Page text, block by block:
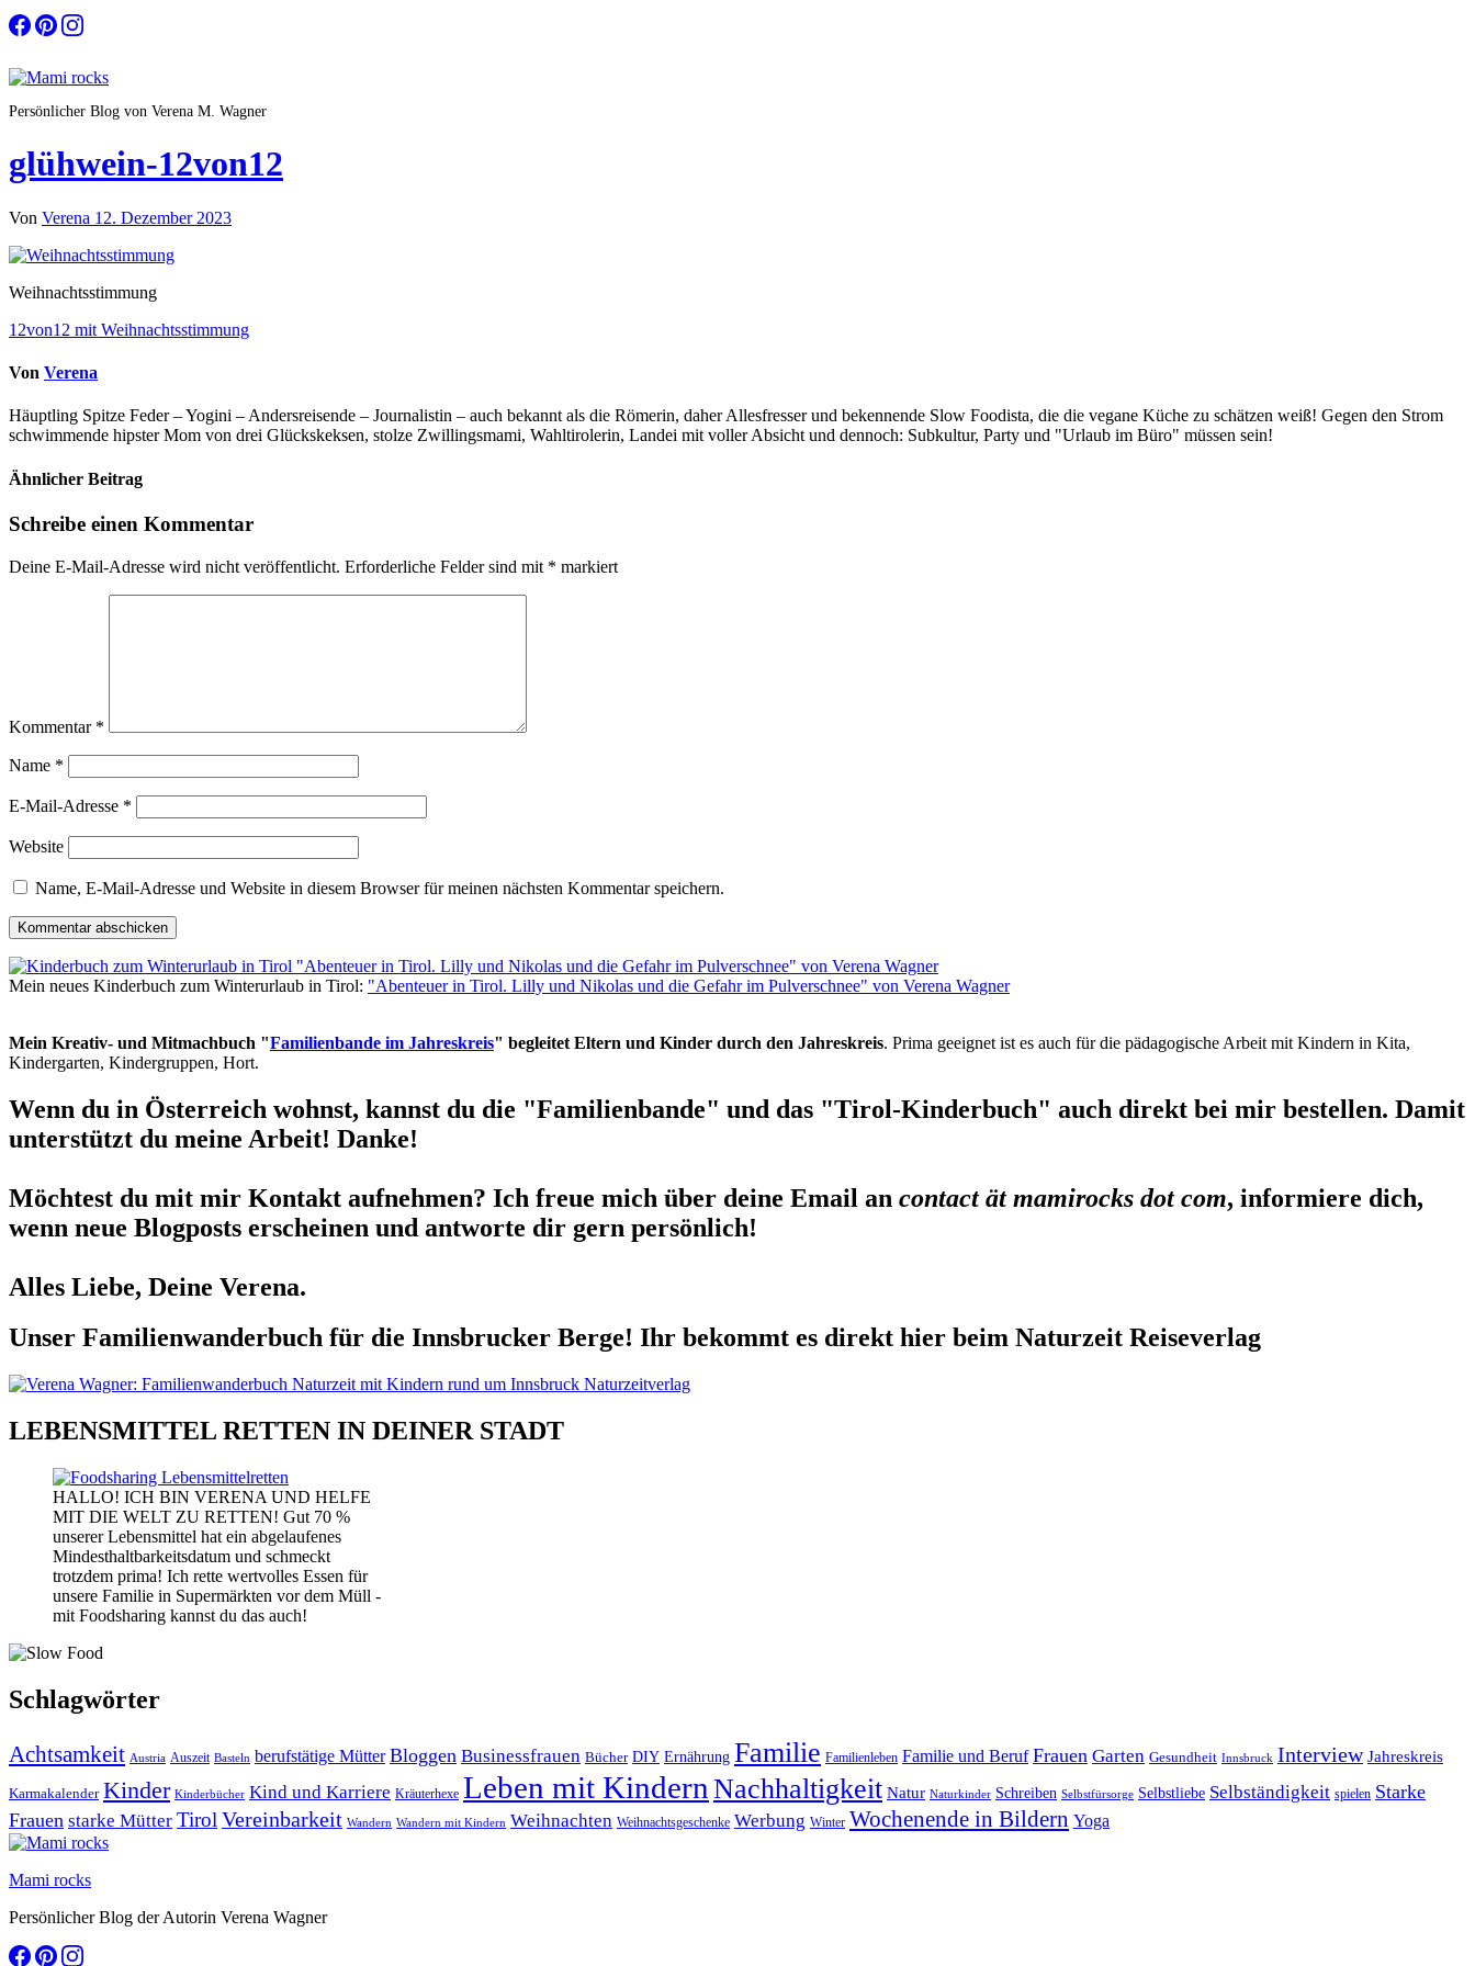
Zum
Inhalt
Persönlicher Blog von Verena M. Wagner
glühwein-12von12
Von Verena 12. Dezember 2023
Weihnachtsstimmung
Beitragsnavigation
12von12 mit Weihnachtsstimmung
Von Verena
Häuptling Spitze Feder – Yogini – Andersreisende – Journalistin – auch bekannt als die Römerin, daher Allesfresser und bekennende Slow Foodista, die die vegane Küche zu schätzen weiß! Gegen den Strom
schwimmende hipster Mom von drei Glückskeksen, stolze Zwillingsmami, Wahltirolerin, Landei mit voller Absicht und dennoch: Subkultur, Party und "Urlaub im Büro" müssen sein!
Ähnlicher Beitrag
Schreibe einen Kommentar
Deine E-Mail-Adresse wird nicht veröffentlicht. Erforderliche Felder sind mit * markiert
Kommentar *
Name *
E-Mail-Adresse *
Website
Name, E-Mail-Adresse und Website in diesem Browser für meinen nächsten Kommentar speichern.
Mein neues Kinderbuch zum Winterurlaub in Tirol: "Abenteuer in Tirol. Lilly und Nikolas und die Gefahr im Pulverschnee" von Verena Wagner
Mein Kreativ- und Mitmachbuch "Familienbande im Jahreskreis" begleitet Eltern und Kinder durch den Jahreskreis. Prima geeignet ist es auch für die pädagogische Arbeit mit Kindern in Kita,
Kindergarten, Kindergruppen, Hort.
Wenn du in Österreich wohnst, kannst du die "Familienbande" und das "Tirol-Kinderbuch" auch direkt bei mir bestellen. Damit
unterstützt du meine Arbeit! Danke!
Möchtest du mit mir Kontakt aufnehmen? Ich freue mich über deine Email an contact ät mamirocks dot com, informiere dich,
wenn neue Blogposts erscheinen und antworte dir gern persönlich!
Alles Liebe, Deine Verena.
Unser Familienwanderbuch für die Innsbrucker Berge! Ihr bekommt es direkt hier beim Naturzeit Reiseverlag
LEBENSMITTEL RETTEN IN DEINER STADT
HALLO! ICH BIN VERENA UND HELFE
MIT DIE WELT ZU RETTEN! Gut 70 %
unserer Lebensmittel hat ein abgelaufenes
Mindesthaltbarkeitsdatum und schmeckt
trotzdem prima! Ich rette wertvolles Essen für
unsere Familie in Supermärkten vor dem Müll -
mit Foodsharing kannst du das auch!
Schlagwörter
Achtsamkeit Austria Auszeit Basteln berufstätige Mütter Bloggen Businessfrauen Bücher DIY Ernährung Familie Familienleben Familie und Beruf Frauen Garten Gesundheit Innsbruck Interview Jahreskreis
Karmakalender Kinder Kinderbücher Kind und Karriere Kräuterhexe Leben mit Kindern Nachhaltigkeit Natur Naturkinder Schreiben Selbstfürsorge Selbstliebe Selbständigkeit spielen Starke
Frauen starke Mütter Tirol Vereinbarkeit Wandern Wandern mit Kindern Weihnachten Weihnachtsgeschenke Werbung Winter Wochenende in Bildern Yoga
Mami rocks
Persönlicher Blog der Autorin Verena Wagner